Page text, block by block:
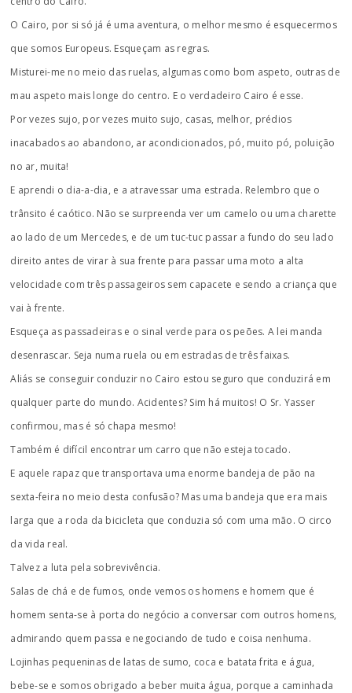
O Cairo, por si só já é uma aventura, o melhor mesmo é esquecermos
que somos Europeus. Esqueçam as regras.
Misturei-me no meio das ruelas, algumas como bom aspeto, outras de
mau aspeto mais longe do centro. E o verdadeiro Cairo é esse.
Por vezes sujo, por vezes muito sujo, casas, melhor, prédios
inacabados ao abandono, ar acondicionados, pó, muito pó, poluição
no ar, muita!
E aprendi o dia-a-dia, e a atravessar uma estrada. Relembro que o
trânsito é caótico. Não se surpreenda ver um camelo ou uma charette
ao lado de um Mercedes, e de um tuc-tuc passar a fundo do seu lado
direito antes de virar à sua frente para passar uma moto a alta
velocidade com três passageiros sem capacete e sendo a criança que
vai à frente.
Esqueça as passadeiras e o sinal verde para os peões. A lei manda
desenrascar. Seja numa ruela ou em estradas de três faixas.
Aliás se conseguir conduzir no Cairo estou seguro que conduzirá em
qualquer parte do mundo. Acidentes? Sim há muitos! O Sr. Yasser
confirmou, mas é só chapa mesmo!
Também é difícil encontrar um carro que não esteja tocado.
E aquele rapaz que transportava uma enorme bandeja de pão na
sexta-feira no meio desta confusão? Mas uma bandeja que era mais
larga que a roda da bicicleta que conduzia só com uma mão. O circo
da vida real.
Talvez a luta pela sobrevivência.
Salas de chá e de fumos, onde vemos os homens e homem que é
homem senta-se à porta do negócio a conversar com outros homens,
admirando quem passa e negociando de tudo e coisa nenhuma.
Lojinhas pequeninas de latas de sumo, coca e batata frita e água,
bebe-se e somos obrigado a beber muita água, porque a caminhada